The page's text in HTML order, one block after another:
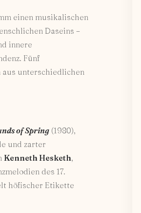
einen musikalischen
Daseins –
innere
Fünf
aus unterschiedlichen
of Spring (1980),
und zarter
Kenneth Hesketh,
des 17.
höfischer Etikette